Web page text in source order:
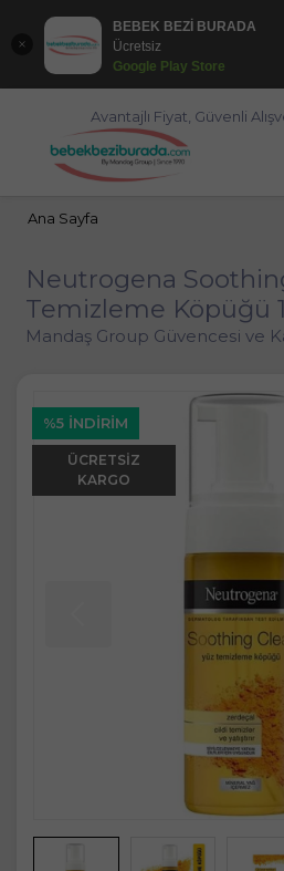
BEBEK BEZİ BURADA
Ücretsiz
Google Play Store
Avantajlı Fiyat, Güvenli
Ana Sayfa
Neutrogena
Temizleme Köpüğü
Mandaş Group Güvencesi ve
%5 İNDIRIM
ÜCRETSIZ
KARGO